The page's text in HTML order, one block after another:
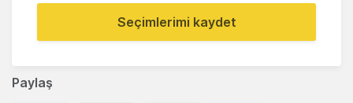
Paylaş
Seçimlerimi kaydet